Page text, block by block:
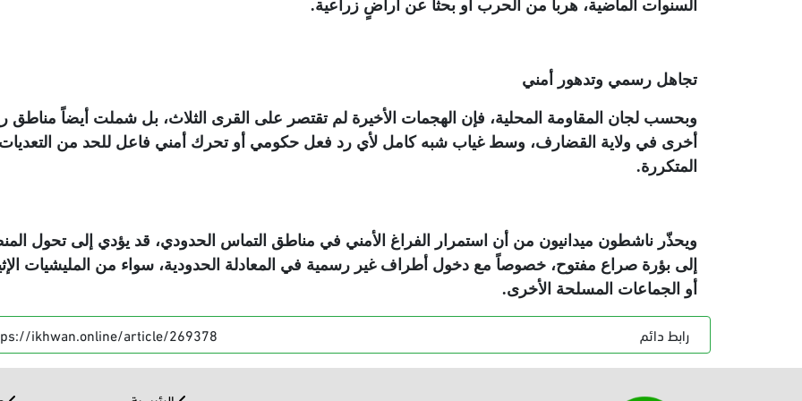
السنوات الماضية، هرباً من الحرب أو بحثاً عن أراضٍ زراعية.
تجاهل رسمي وتدهور أمني
وبحسب لجان المقاومة المحلية، فإن الهجمات الأخيرة لم تقتصر على القرى الثلاث، بل شملت أيضاً مناطق
أخرى في ولاية القضارف، وسط غياب شبه كامل لأي رد فعل حكومي أو تحرك أمني فاعل للحد من التعديات
المتكررة.
ويحذّر ناشطون ميدانيون من أن استمرار الفراغ الأمني في مناطق التماس الحدودي، قد يؤدي إلى تحول
إلى بؤرة صراع مفتوح، خصوصاً مع دخول أطراف غير رسمية في المعادلة الحدودية، سواء من المليشيات
أو الجماعات المسلحة الأخرى.
رابط دائم ikhwan.online/article/269378